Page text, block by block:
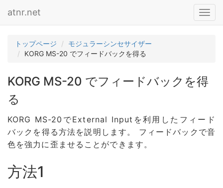
atnr.net
トップページ
モジュラーシンセサイザー
KORG MS-20 でフィードバックを得る
KORG MS-20 でフィードバックを得
る
KORG MS-20でExternal Inputを利用したフィード
バックを得る方法を説明します。 フィードバックで音
色を強力に歪ませることができます。
方法1